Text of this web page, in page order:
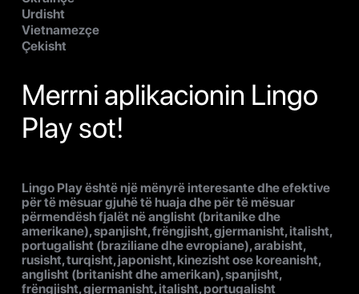
Urdisht
Vietnamezçe
Çekisht
Merrni aplikacionin Lingo
Play sot!
Lingo Play është një mënyrë interesante dhe efektive
për të mësuar gjuhë të huaja dhe për të mësuar
përmendësh fjalët në anglisht (britanike dhe
amerikane), spanjisht, frëngjisht, gjermanisht, italisht,
portugalisht (braziliane dhe evropiane), arabisht,
rusisht, turqisht, japonisht, kinezisht ose koreanisht,
anglisht (britanisht dhe amerikan), spanjisht,
frëngjisht, gjermanisht, italisht, portugalisht